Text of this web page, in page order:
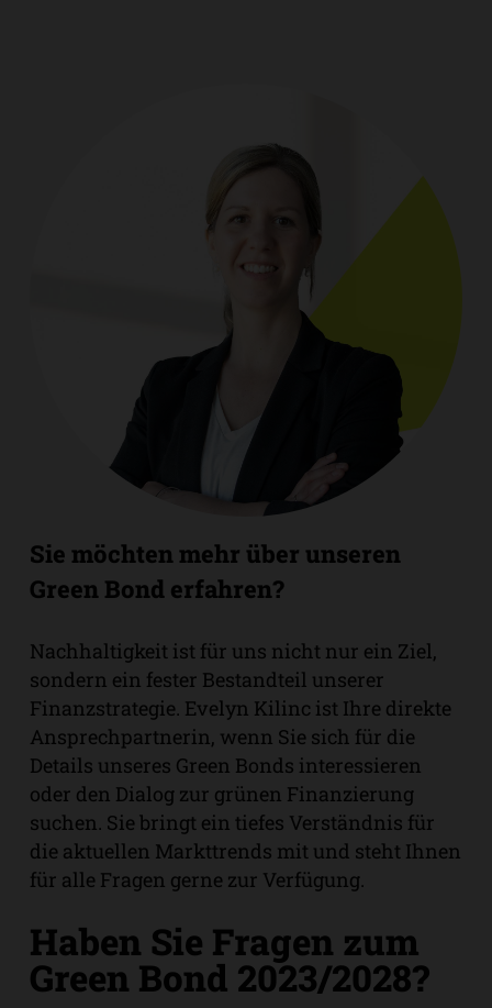
Sie möchten mehr über unseren
Green Bond erfahren?
Nachhaltigkeit ist für uns nicht nur ein Ziel,
sondern ein fester Bestandteil unserer
Finanzstrategie. Evelyn Kilinc ist Ihre direkte
Ansprechpartnerin, wenn Sie sich für die
Details unseres Green Bonds interessieren
oder den Dialog zur grünen Finanzierung
suchen. Sie bringt ein tiefes Verständnis für
die aktuellen Markttrends mit und steht Ihnen
für alle Fragen gerne zur Verfügung.
Haben Sie Fragen zum
Green Bond 2023/2028?